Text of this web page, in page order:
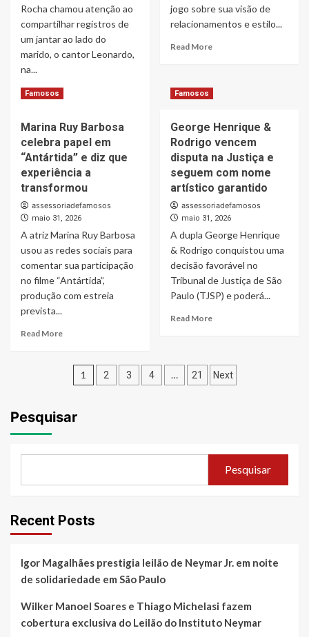
viraliza
nas
redes
movimenta
Rocha chamou atenção ao
compartilhar registros de
um jantar ao lado do
marido, o cantor Leonardo,
na...
Read More Read
more
Poliana
Rocha
exibe
joias
jantar
com
Leonardo
e
rebate
econômica,
não
jogo sobre sua visão de
relacionamentos e estilo...
Read MoreRead
sobre
liberdade
e
diz
não
ter
“vocação
para
homem
em
casa”
Famosos
Marina Ruy Barbosa
celebra papel em
“Antártida” e diz que
experiência a
transformou
assessoriadefamosos
maio 31, 2026
A atriz Marina Ruy Barbosa
usou as redes sociais para
comentar sua participação
no filme “Antártida”,
produção com estreia
prevista...
Read MoreRead
Marina
Ruy
papel
que
a
transformou
Famosos
George Henrique &
Rodrigo vencem
disputa na Justiça e
seguem com nome
artístico garantido
assessoriadefamosos
maio 31, 2026
A dupla George Henrique
& Rodrigo conquistou uma
decisão favorável no
Tribunal de Justiça de São
Paulo (TJSP) e poderá...
Read MoreRead
Henrique
&
seguem
com
Paginação
posts
1 2 3 4 … 21 Next
Pesquisar
Pesquisar
Recent Posts
Igor Magalhães prestigia leilão de Neymar Jr. em noite
de solidariedade em São Paulo
Wilker Manoel Soares e Thiago Michelasi fazem
cobertura exclusiva do Leilão do Instituto Neymar